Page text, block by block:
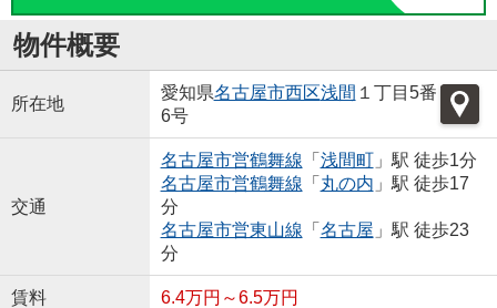
物件概要
所在地
愛知県名古屋市西区浅間 １丁目5番
6号
交通
名古屋市営鶴舞線 「 浅間町」駅 徒歩1分
名古屋市営鶴舞線 「 丸の内 」駅 徒歩17
分
名古屋市営東山線 「 名古屋 」駅 徒歩23
分
賃料 6.4万円～6.5万円